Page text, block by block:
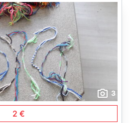
3
2 €